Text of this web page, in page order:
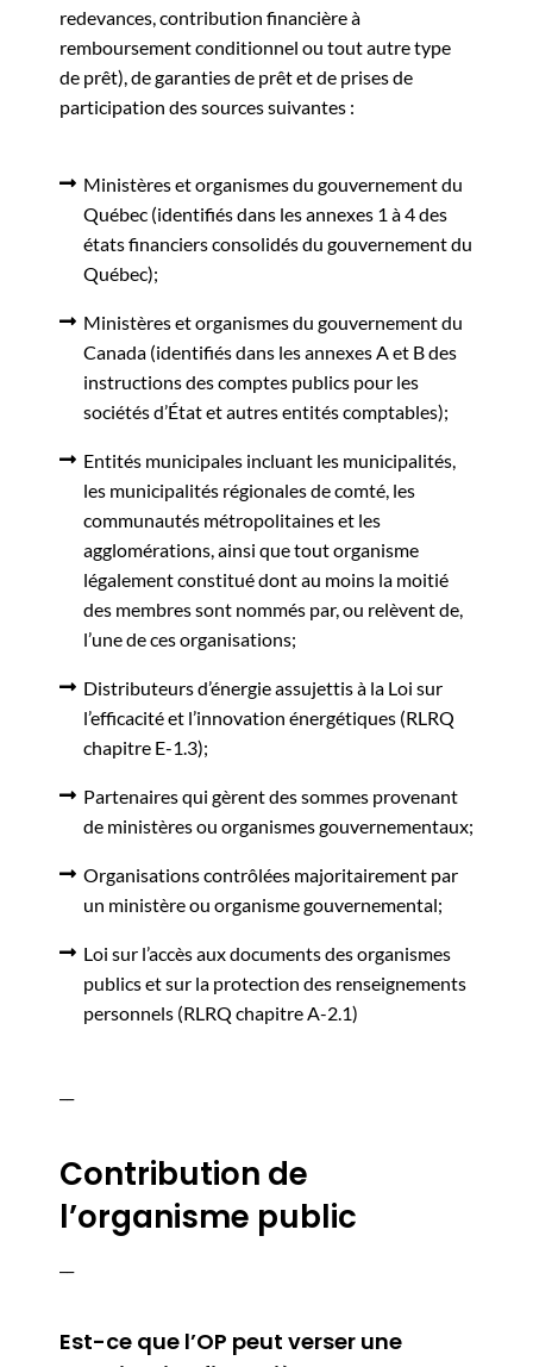
redevances, contribution financière à
remboursement conditionnel ou tout autre type
de prêt), de garanties de prêt et de prises de
participation des sources suivantes :
Ministères et organismes du gouvernement du
Québec (identifiés dans les annexes 1 à 4 des
états financiers consolidés du gouvernement du
Québec);
Ministères et organismes du gouvernement du
Canada (identifiés dans les annexes A et B des
instructions des comptes publics pour les
sociétés d’État et autres entités comptables);
Entités municipales incluant les municipalités,
les municipalités régionales de comté, les
communautés métropolitaines et les
agglomérations, ainsi que tout organisme
légalement constitué dont au moins la moitié
des membres sont nommés par, ou relèvent de,
l’une de ces organisations;
Distributeurs d’énergie assujettis à la Loi sur
l’efficacité et l’innovation énergétiques (RLRQ
chapitre E-1.3);
Partenaires qui gèrent des sommes provenant
de ministères ou organismes gouvernementaux;
Organisations contrôlées majoritairement par
un ministère ou organisme gouvernemental;
Loi sur l’accès aux documents des organismes
publics et sur la protection des renseignements
personnels (RLRQ chapitre A-2.1)
Contribution de
l’organisme public
Est-ce que l’OP peut verser une